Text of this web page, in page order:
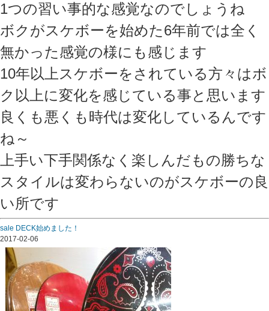
1つの習い事的な感覚なのでしょうね
ボクがスケボーを始めた6年前では全く
無かった感覚の様にも感じます
10年以上スケボーをされている方々はボ
ク以上に変化を感じている事と思います
良くも悪くも時代は変化しているんです
ね～
上手い下手関係なく楽しんだもの勝ちな
スタイルは変わらないのがスケボーの良
い所です
sale DECK始めました！
2017-02-06